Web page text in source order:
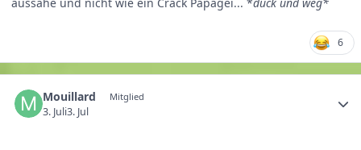
6
Mouillard Mitglied
3. Juli3. Jul